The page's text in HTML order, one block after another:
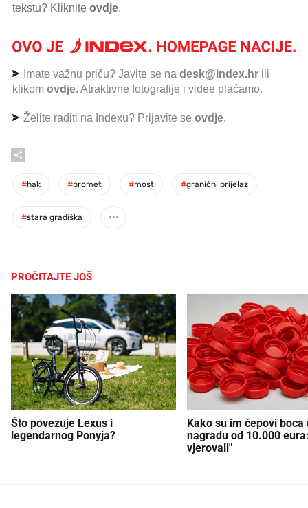
tekstu? Kliknite ovdje.
Imate važnu priču? Javite se na desk@index.hr ili
klikom ovdje. Atraktivne fotografije i videe plaćamo.
Želite raditi na Indexu? Prijavite se ovdje.
#hak #promet #most #granični prijelaz
#stara gradiška
PROČITAJTE JOŠ
Što povezuje Lexus i
legendarnog Ponyja?
Kako su im čepovi boca
nagradu od 10.000
vjerovali"